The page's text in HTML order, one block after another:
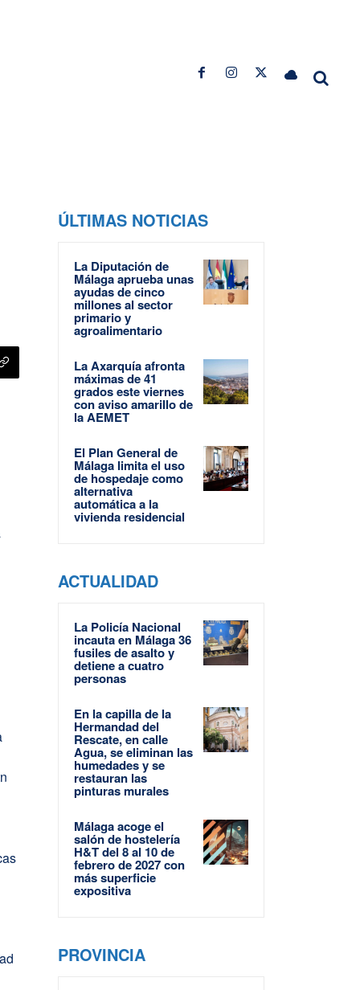
ÚLTIMAS NOTICIAS
La Diputación de
Málaga aprueba unas
ayudas de cinco
millones al sector
primario y
agroalimentario
La Axarquía afronta
máximas de 41
grados este viernes
con aviso amarillo de
la AEMET
El Plan General de
Málaga limita el uso
de hospedaje como
alternativa
automática a la
vivienda residencial
ACTUALIDAD
La Policía Nacional
incauta en Málaga 36
fusiles de asalto y
detiene a cuatro
personas
En la capilla de la
Hermandad del
Rescate, en calle
Agua, se eliminan las
humedades y se
restauran las
pinturas murales
Málaga acoge el
salón de hostelería
H&T del 8 al 10 de
febrero de 2027 con
más superficie
expositiva
PROVINCIA